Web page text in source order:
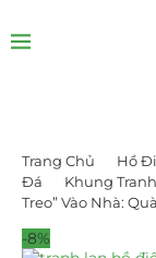
Trang Chủ Hồ
Đá
Khung
Treo” Vào Nhà:
-8%